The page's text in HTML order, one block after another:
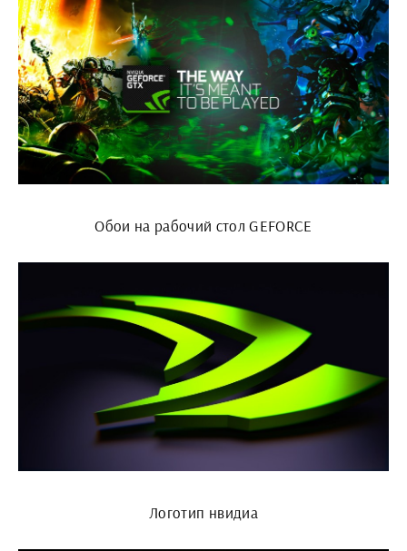
Обои на рабочий стол GEFORCE
Логотип нвидиа